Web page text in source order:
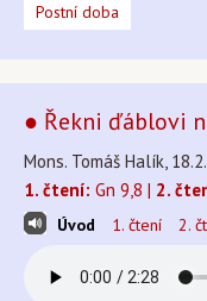
Postní doba
● Řekni ďáblovi
Mons. Tomáš Halík,
1. čtení: Gn 9,8 | 2.
Úvod 1. čtení 2.